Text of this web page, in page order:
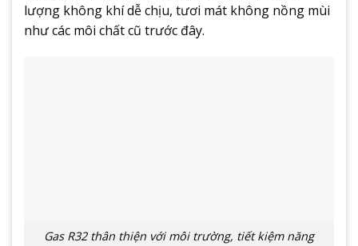
lượng không khí dễ chịu, tươi mát không nồng mùi
như các môi chất cũ trước đây.
Gas R32 thân thiện với môi trường, tiết kiệm năng